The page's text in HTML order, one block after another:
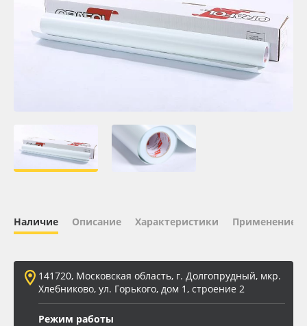
Oracal 641
ПЭТ бэклит
Баннер
Заготовки для сувениров
Наличие Описание Характеристики Применение
141720, Московская область, г. Долгопрудный, мкр.
Хлебниково, ул. Горького, дом 1, строение 2
Режим работы